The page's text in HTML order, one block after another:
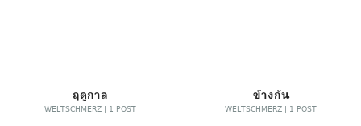
ฤดูกาล
WELTSCHMERZ | 1 POST
ข้างกัน
WELTSCHMERZ | 1 POST